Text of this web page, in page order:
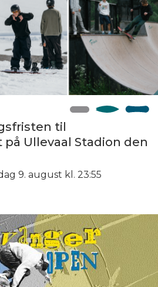
til
Ullevaal Stadion den
9. august kl. 23:55